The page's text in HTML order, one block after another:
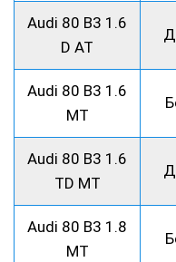
Audi 80 B3 1.6
D AT
Audi 80 B3 1.6
MT
Audi 80 B3 1.6
TD MT
Audi 80 B3 1.8
MT